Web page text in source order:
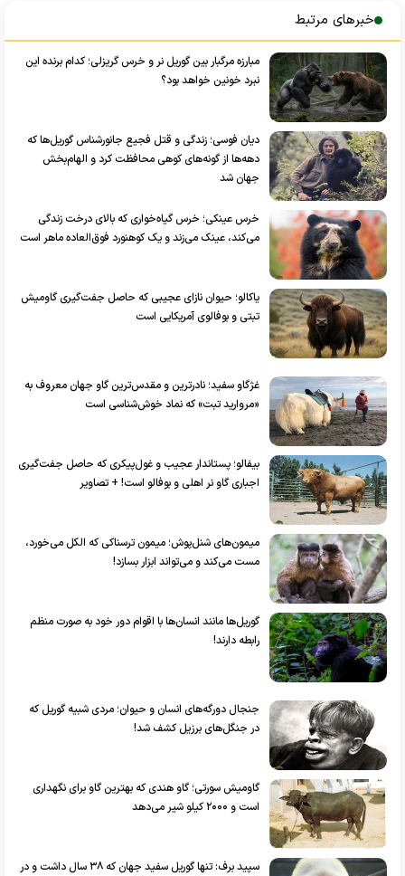
خبرهای مرتبط
مبارزه مرگبار بین گوریل نر و خرس گریزلی؛ کدام برنده این
نبرد خونین خواهد بود؟
دیان فوسی؛ زندگی و قتل فجیع جانورشناس گوریل‌ها که
دهه‌ها از گونه‌های کوهی محافظت کرد و الهام‌بخش
جهان شد
خرس عینکی؛ خرس گیاه‌خواری که بالای درخت زندگی
می‌کند، عینک می‌زند و یک کوهنورد فوق‌العاده ماهر است
یاکالو؛ حیوان نازای عجیبی که حاصل جفت‌گیری گاومیش
تبتی و بوفالوی آمریکایی است
غژگاو سفید؛ نادرترین و مقدس‌ترین گاو جهان معروف به
«مروارید تبت» که نماد خوش‌شناسی است
بیفالو؛ پستاندار عجیب و غول‌پیکری که حاصل جفت‌گیری
اجباری گاو نر اهلی و بوفالو است! + تصاویر
میمون‌های شنل‌پوش؛ میمون ترسناکی که الکل می‌‎خورد،
مست می‌کند و می‌تواند ابزار بسازد!
گوریل‌ها مانند انسان‌ها با اقوام دور خود به صورت منظم
رابطه دارند!
جنجال دورگه‌های انسان و حیوان؛ مردی شبیه گوریل که
در جنگل‌های برزیل کشف شد!
گاومیش سورتی؛ گاو هندی که بهترین گاو برای نگهداری
است و ۲۰۰۰ کیلو شیر می‌دهد
سپید برف: تنها گوریل سفید جهان که ۳۸ سال داشت و در